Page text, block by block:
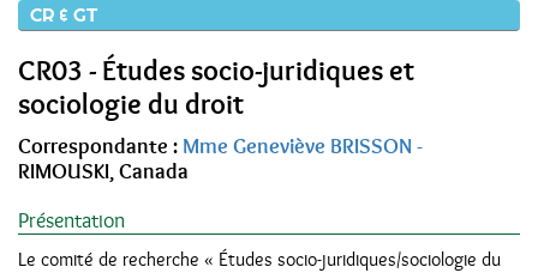
CR & GT
CR03 - Études socio-juridiques et
sociologie du droit
Correspondante : Mme Geneviève BRISSON -
RIMOUSKI, Canada
Présentation
Le comité de recherche « Études socio-juridiques/sociologie du